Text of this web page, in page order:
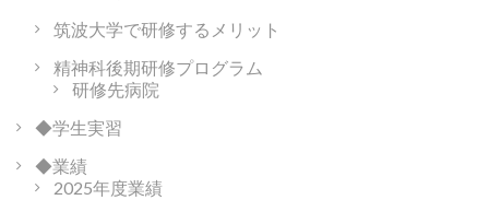
筑波大学で研修するメリット
精神科後期研修プログラム
研修先病院
◆学生実習
◆業績
2025年度業績